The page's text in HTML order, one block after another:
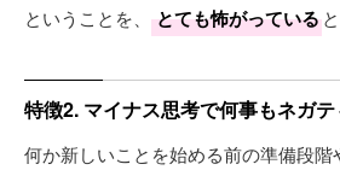
ということを、
とても怖がっている
特徴2. マイナス思考で何事もネガ
何か新しいことを始める前の準備段階